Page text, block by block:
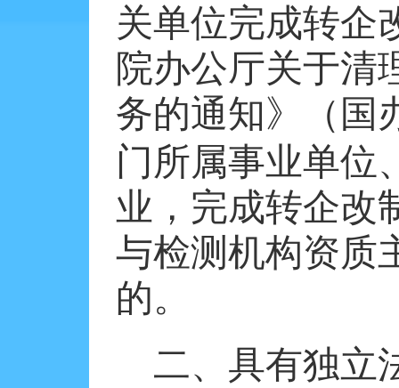
关单位完成转企
院办公厅关于清
务的通知》（国
门所属事业单位
业，完成转企改
与检测机构资质
的。
二、具有独立